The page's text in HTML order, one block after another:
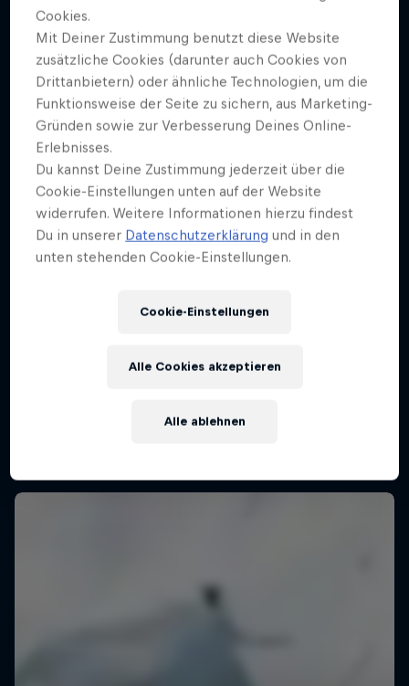
Cookies.
Mit Deiner Zustimmung benutzt diese Website
zusätzliche Cookies (darunter auch Cookies von
Drittanbietern) oder ähnliche Technologien, um die
Funktionsweise der Seite zu sichern, aus Marketing-
Gründen sowie zur Verbesserung Deines Online-
Erlebnisses.
Du kannst Deine Zustimmung jederzeit über die
Cookie-Einstellungen unten auf der Website
widerrufen. Weitere Informationen hierzu findest
Du in unserer Datenschutzerklärung und in den
unten stehenden Cookie-Einstellungen.
Cookie-Einstellungen
Alle ablehnen
Alle Cookies akzeptieren